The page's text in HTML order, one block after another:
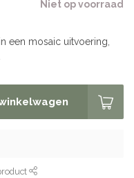
Niet op voorraad
een mosaic uitvoering,